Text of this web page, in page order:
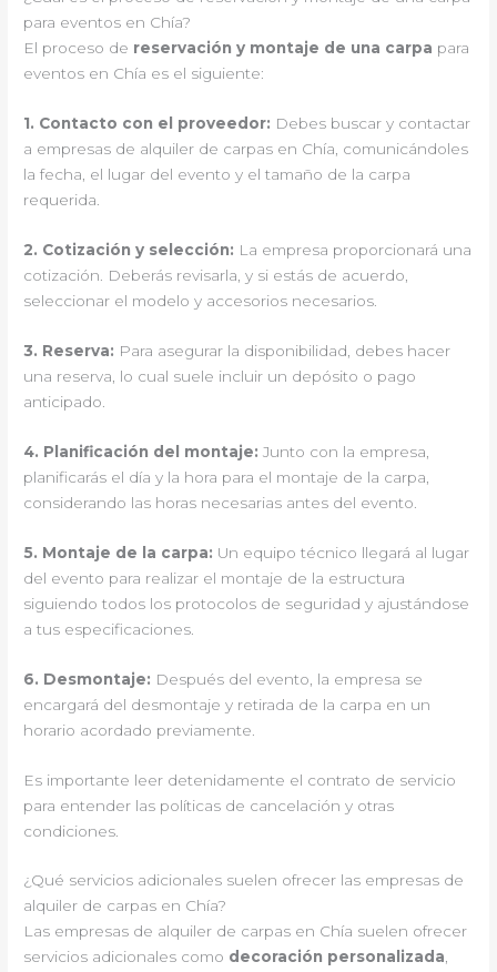
para eventos en Chía?
El proceso de reservación y montaje de una carpa para
eventos en Chía es el siguiente:
1. Contacto con el proveedor: Debes buscar y contactar
a empresas de alquiler de carpas en Chía, comunicándoles
la fecha, el lugar del evento y el tamaño de la carpa
requerida.
2. Cotización y selección: La empresa proporcionará una
cotización. Deberás revisarla, y si estás de acuerdo,
seleccionar el modelo y accesorios necesarios.
3. Reserva: Para asegurar la disponibilidad, debes hacer
una reserva, lo cual suele incluir un depósito o pago
anticipado.
4. Planificación del montaje: Junto con la empresa,
planificarás el día y la hora para el montaje de la carpa,
considerando las horas necesarias antes del evento.
5. Montaje de la carpa: Un equipo técnico llegará al lugar
del evento para realizar el montaje de la estructura
siguiendo todos los protocolos de seguridad y ajustándose
a tus especificaciones.
6. Desmontaje: Después del evento, la empresa se
encargará del desmontaje y retirada de la carpa en un
horario acordado previamente.
Es importante leer detenidamente el contrato de servicio
para entender las políticas de cancelación y otras
condiciones.
¿Qué servicios adicionales suelen ofrecer las empresas de
alquiler de carpas en Chía?
Las empresas de alquiler de carpas en Chía suelen ofrecer
servicios adicionales como decoración personalizada,